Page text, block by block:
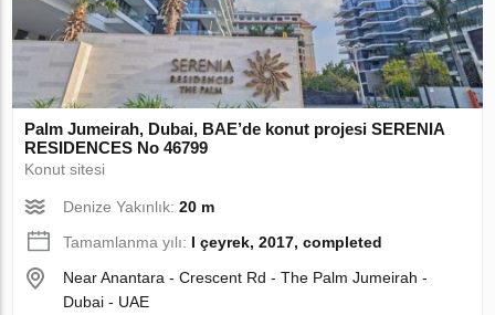
Palm Jumeirah, Dubai, BAE’de konut projesi SERENIA
RESIDENCES No 46799
Konut sitesi
Denize Yakınlık:20 m
Tamamlanma yılı: I çeyrek, 2017, completed
Near Anantara - Crescent Rd - The Palm Jumeirah -
Dubai - UAE